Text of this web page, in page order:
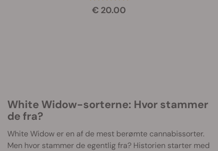
€ 20.00
White Widow-sorterne: Hvor stammer
de fra?
White Widow er en af de mest berømte cannabissorter.
Men hvor stammer de egentlig fra? Historien starter med